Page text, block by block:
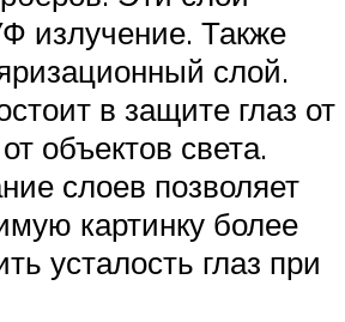
излучение. Также
слой.
в защите глаз от
объектов света.
слоев позволяет
картинку более
усталость глаз при